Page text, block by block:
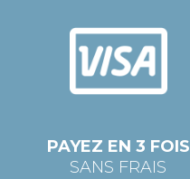
PAYEZ EN 3 FOIS
SANS FRAIS